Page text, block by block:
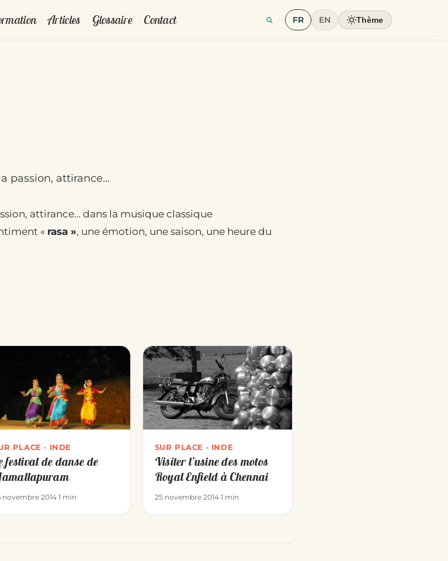
Articles Glossaire Contact FR EN Thème
passion, attirance...
attirance… dans la musique classique
« rasa », une émotion, une saison, une heure du
PLACE · INDE
festival de danse de
novembre 2014·1 min
SUR PLACE · INDE
Visiter l’usine des motos
Royal Enfield à Chennai
25 novembre 2014·1 min